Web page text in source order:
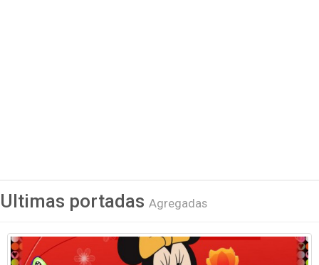
Ultimas portadas Agregadas